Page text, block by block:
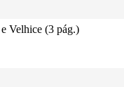
Velhice (3 pág.)